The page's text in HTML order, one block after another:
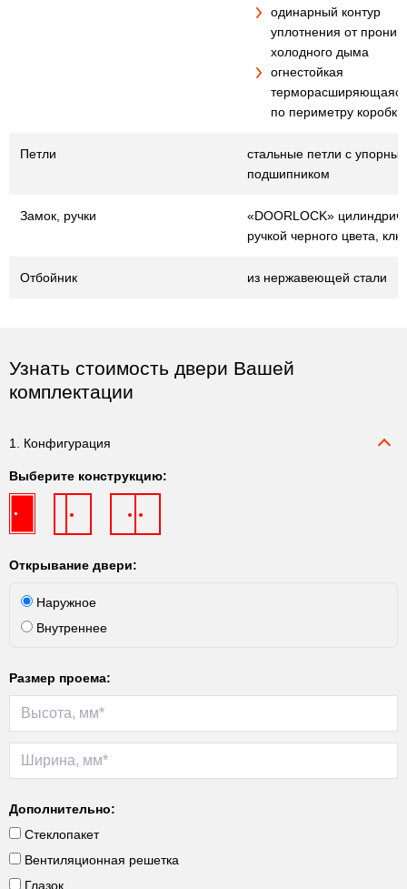
одинарный контур
уплотнения от
холодного дыма
огнестойкая
по периметру коробки
Петли
стальные петли с
подшипником
Замок, ручки
«DOORLOCK»
ручкой черного цвета,
Отбойник из нержавеющей стали
Узнать стоимость двери Вашей
комплектации
1. Конфигурация
Выберите конструкцию:
Открывание двери:
Наружное
Внутреннее
Размер проема:
Дополнительно:
Стеклопакет
Вентиляционная решетка
Глазок